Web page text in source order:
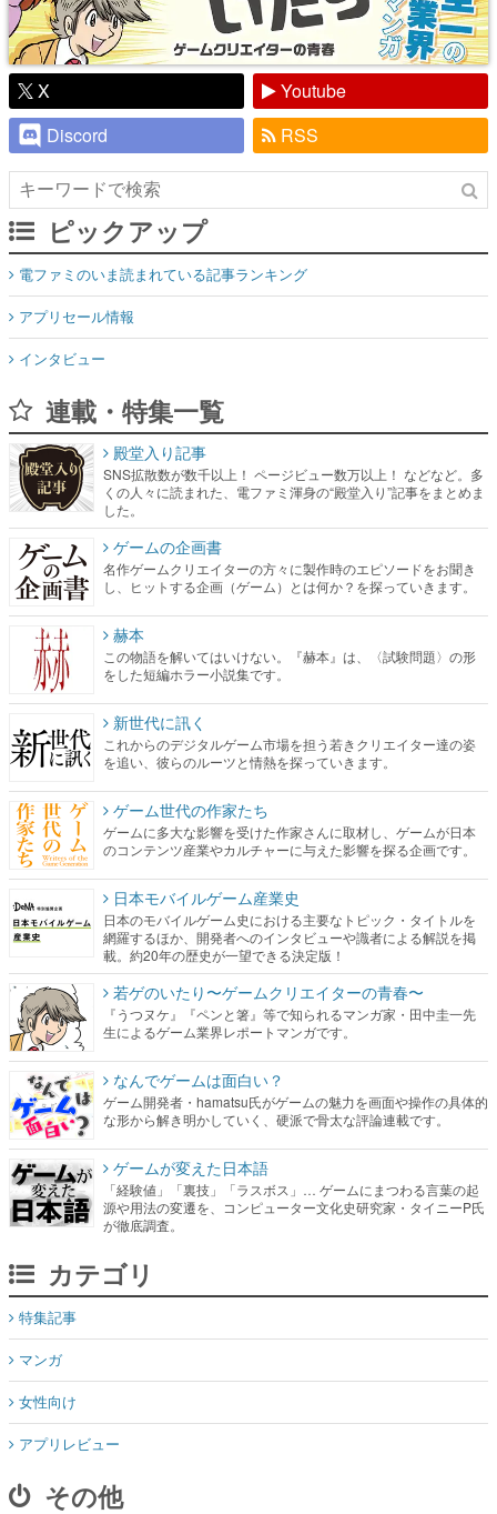
X
Youtube
Discord
RSS
ピックアップ
電ファミのいま読まれている記事ランキング
アプリセール情報
インタビュー
連載・特集一覧
殿堂入り記事
SNS拡散数が数千以上！ ページビュー数万以上！ などなど。多
くの人々に読まれた、電ファミ渾身の“殿堂入り”記事をまとめま
した。
ゲームの企画書
名作ゲームクリエイターの方々に製作時のエピソードをお聞き
し、ヒットする企画（ゲーム）とは何か？を探っていきます。
赫本
この物語を解いてはいけない。『赫本』は、〈試験問題〉の形
をした短編ホラー小説集です。
新世代に訊く
これからのデジタルゲーム市場を担う若きクリエイター達の姿
を追い、彼らのルーツと情熱を探っていきます。
ゲーム世代の作家たち
ゲームに多大な影響を受けた作家さんに取材し、ゲームが日本
のコンテンツ産業やカルチャーに与えた影響を探る企画です。
日本モバイルゲーム産業史
日本のモバイルゲーム史における主要なトピック・タイトルを
網羅するほか、開発者へのインタビューや識者による解説を掲
載。約20年の歴史が一望できる決定版！
若ゲのいたり〜ゲームクリエイターの青春〜
『うつヌケ』『ペンと箸』等で知られるマンガ家・田中圭一先
生によるゲーム業界レポートマンガです。
なんでゲームは面白い？
ゲーム開発者・hamatsu氏がゲームの魅力を画面や操作の具体的
な形から解き明かしていく、硬派で骨太な評論連載です。
ゲームが変えた日本語
「経験値」「裏技」「ラスボス」… ゲームにまつわる言葉の起
源や用法の変遷を、コンピューター文化史研究家・タイニーP氏
が徹底調査。
カテゴリ
特集記事
マンガ
女性向け
アプリレビュー
その他